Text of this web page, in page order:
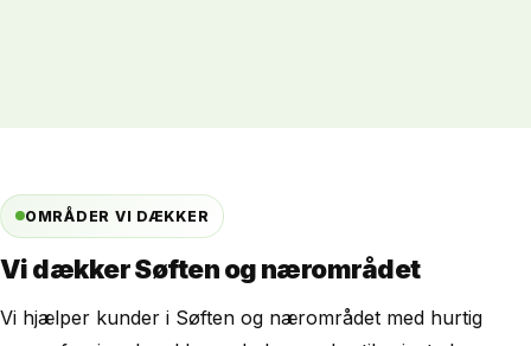
OMRÅDER VI DÆKKER
Vi dækker Søften og nærområdet
Vi hjælper kunder i Søften og nærområdet med hurtig